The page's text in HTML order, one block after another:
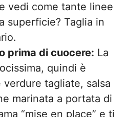
vedi come tante linee
superficie? Taglia in
prima di cuocere: La
quindi è
verdure tagliate, salsa
marinata a portata di
“mise en place” e ti